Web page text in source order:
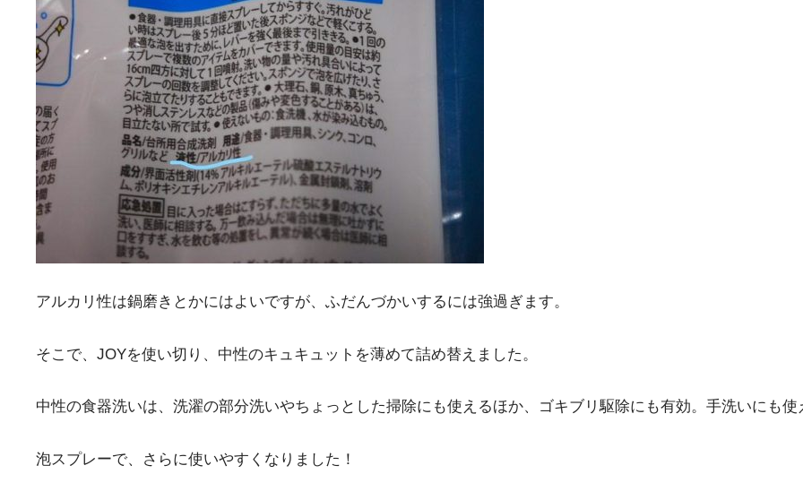
アルカリ性は鍋磨きとかにはよいですが、ふだんづかいするには強過ぎます。
そこで、JOYを使い切り、中性のキュキュットを薄めて詰め替えました。
中性の食器洗いは、洗濯の部分洗いやちょっとした掃除にも使えるほか、ゴキブリ駆除にも有効。手洗いにも使
泡スプレーで、さらに使いやすくなりました！